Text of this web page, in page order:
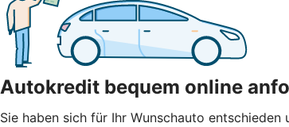
Autokredit bequem online
Sie haben sich für Ihr Wunschauto